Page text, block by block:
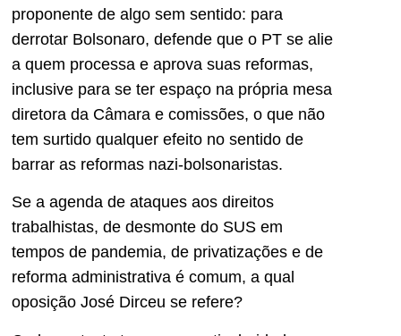
proponente de algo sem sentido: para
derrotar Bolsonaro, defende que o PT se alie
a quem processa e aprova suas reformas,
inclusive para se ter espaço na própria mesa
diretora da Câmara e comissões, o que não
tem surtido qualquer efeito no sentido de
barrar as reformas nazi-bolsonaristas.
Se a agenda de ataques aos direitos
trabalhistas, de desmonte do SUS em
tempos de pandemia, de privatizações e de
reforma administrativa é comum, a qual
oposição José Dirceu se refere?